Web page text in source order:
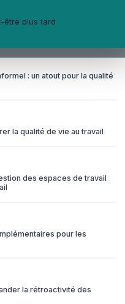
la qualité de vie au travail
: un atout pour la qualité
la qualité de vie au travail
des espaces de travail
pour les
la rétroactivité des
être plus tard